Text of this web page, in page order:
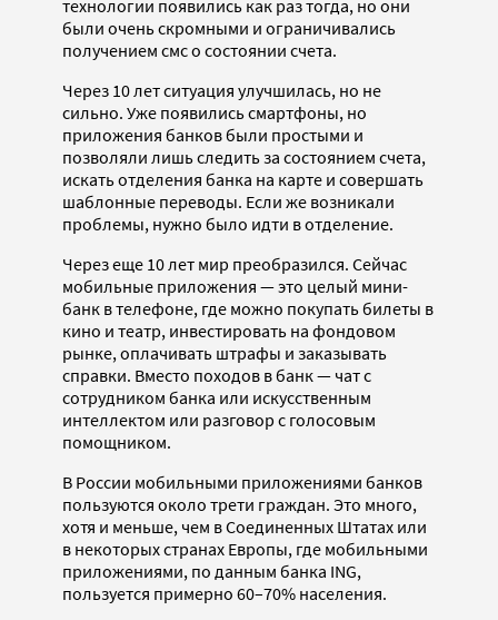
технологии появились как раз тогда, но они
были очень скромными и ограничивались
получением смс о состоянии счета.
Через 10 лет ситуация улучшилась, но не
сильно. Уже появились смартфоны, но
приложения банков были простыми и
позволяли лишь следить за состоянием счета,
искать отделения банка на карте и совершать
шаблонные переводы. Если же возникали
проблемы, нужно было идти в отделение.
Через еще 10 лет мир преобразился. Сейчас
мобильные приложения — это целый мини-
банк в телефоне, где можно покупать билеты в
кино и театр, инвестировать на фондовом
рынке, оплачивать штрафы и заказывать
справки. Вместо походов в банк — чат с
сотрудником банка или искусственным
интеллектом или разговор с голосовым
помощником.
В России мобильными приложениями банков
пользуются около трети граждан. Это много,
хотя и меньше, чем в Соединенных Штатах или
в некоторых странах Европы, где мобильными
приложениями, по данным банка ING,
пользуется примерно 60–70% населения.